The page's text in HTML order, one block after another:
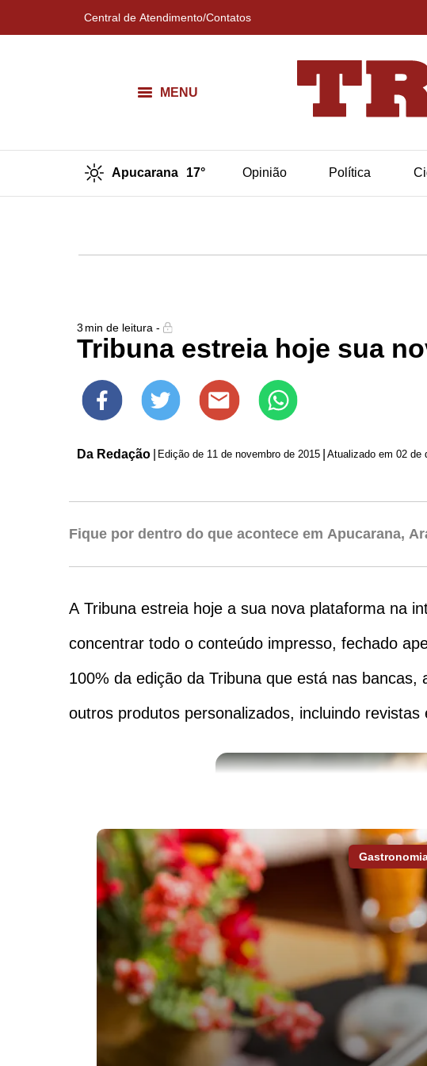
Central de Atendimento/Contatos
MENU
Apucarana 17° Opinião Política
3 min de leitura -
Tribuna estreia hoje sua
Da Redação Edição de 11 de novembro de 2015
Fique por dentro do que acontece em Apucarana,
A Tribuna estreia hoje a sua nova plataforma na
concentrar todo o conteúdo impresso, fechado
100% da edição da Tribuna que está nas
outros produtos personalizados, incluindo